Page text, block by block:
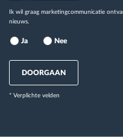
Ik wil graag marketingcommunicatie
nieuws.
Ja Nee
DOORGAAN
* Verplichte velden